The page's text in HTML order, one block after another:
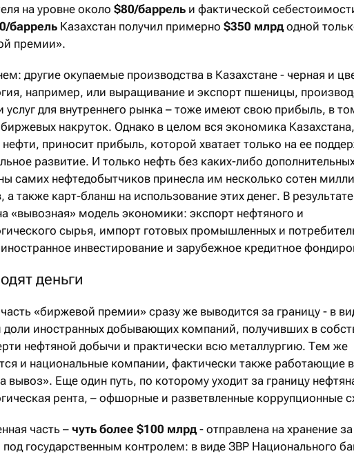
на уровне около $80/баррель и фактической
баррель Казахстан получил примерно $350 млрдодной
премии».
другие окупаемые производства в Казахстане - черная и
например, или выращивание и экспорт пшеницы,
услуг для внутреннего рынка – тоже имеют свою прибыль, в
накруток. Однако в целом вся экономика
нефти, приносит прибыль, которой хватает только на ее
развитие. И только нефть без каких-либо
самих нефтедобытчиков принесла им несколько сотен
а также карт-бланш на использование этих денег. В
«вывозная» модель экономики: экспорт нефтяного и
сырья, импорт готовых промышленных и
инвестирование и зарубежное кредитное
деньги
«биржевой премии» сразу же выводится за границу - в
доли иностранных добывающих компаний, получивших в
нефтяной добычи и практически всю металлургию. Тем же
и национальные компании, фактически также работающие
вывоз». Еще один путь, по которому уходит за границу
рента, – офшорные и разветвленные коррупционные
часть – чуть более $100 млрд- отправлена на хранение за
под государственным контролем: в виде ЗВР Национального